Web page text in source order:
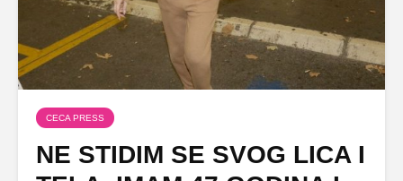
CECA PRESS
NE STIDIM SE SVOG LICA I